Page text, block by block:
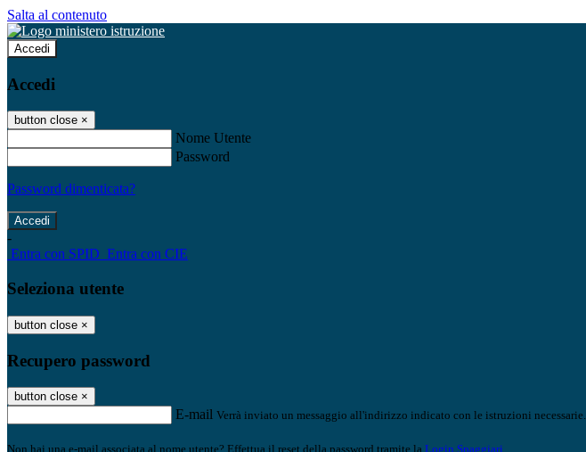
Salta al contenuto
Accedi
Accedi
button close ×
Nome Utente
Password
Password dimenticata?
-
Entra con SPID Entra con CIE
Seleziona utente
button close ×
Recupero password
button close ×
E-mail Verrà inviato un messaggio all'indirizzo indicato con le istruzioni necessarie.
Non hai una e-mail associata al nome utente? Effettua il reset della password tramite la Login Spaggiari